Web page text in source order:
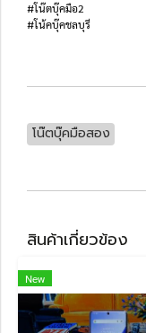
#โน๊ตบุ๊คมือ2
#โน้คบุ๊คชลบุรี
โน๊ตบุ๊คมือสอง
สินค้าเกี่ยวข้อง
New